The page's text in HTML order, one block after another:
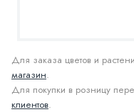
Для заказа цветов и
магазин.
Для покупки в розницу
клиентов.